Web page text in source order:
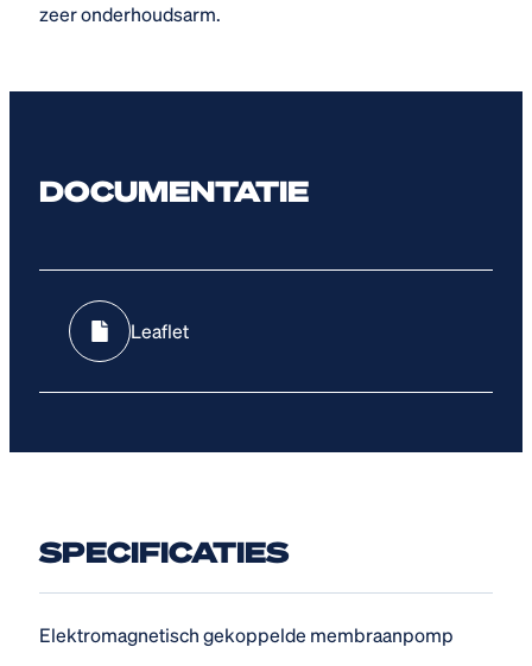
zeer onderhoudsarm.
DOCUMENTATIE
Leaflet
SPECIFICATIES
Elektromagnetisch gekoppelde membraanpomp